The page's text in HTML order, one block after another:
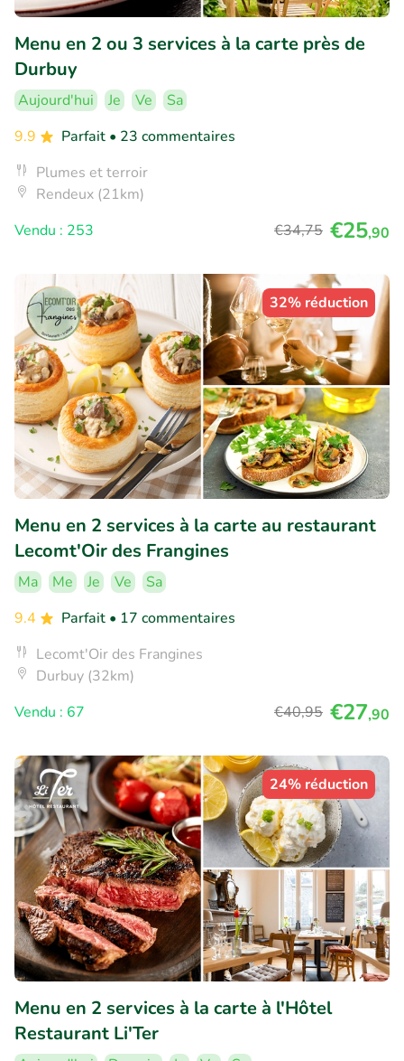
Menu en 2 ou 3 services à la carte près de
Durbuy
Aujourd'hui Je Ve
Sa
9.9
Parfait • 23 commentaires
Plumes et terroir
Rendeux (21km)
Vendu : 253
€34,75 €25,90
32% réduction
Menu en 2 services à la carte au restaurant
Lecomt'Oir des Frangines
Ma Me Je Ve
Sa
9.4
Parfait • 17 commentaires
Lecomt'Oir des Frangines
Durbuy (32km)
Vendu : 67
€40,95 €27,90
24% réduction
Menu en 2 services à la carte à l'Hôtel
Restaurant Li'Ter